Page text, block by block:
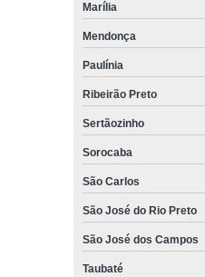
Marília
Mendonça
Paulínia
Ribeirão Preto
Sertãozinho
Sorocaba
São Carlos
São José do Rio Preto
São José dos Campos
Taubaté